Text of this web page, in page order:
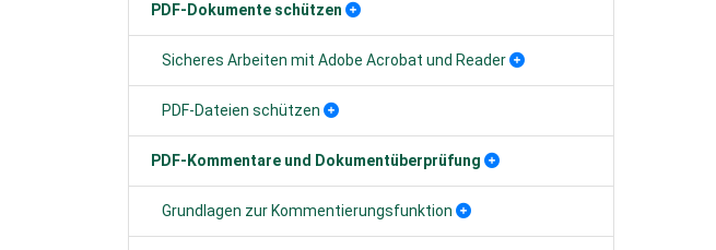
PDF-Dokumente schützen
Sicheres Arbeiten mit Adobe Acrobat und Reader
PDF-Dateien schützen
PDF-Kommentare und Dokumentüberprüfung
Grundlagen zur Kommentierungsfunktion